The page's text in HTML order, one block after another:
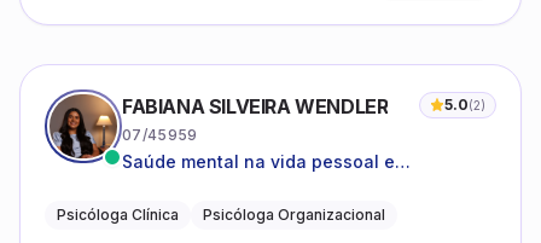
FABIANA SILVEIRA WENDLER 5.0(2)
07/45959
Saúde mental na vida pessoal e
Psicóloga Clínica Psicóloga Organizacional